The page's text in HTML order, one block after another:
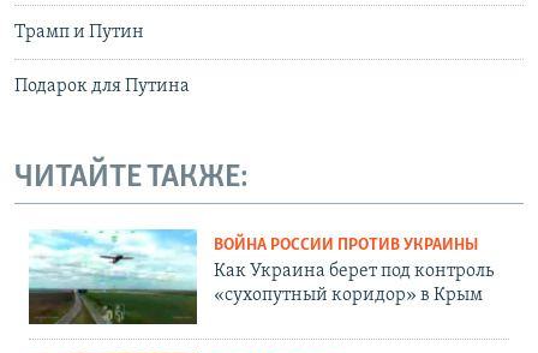
Трамп и Путин
Подарок для Путина
ЧИТАЙТЕ ТАКЖЕ:
ВОЙНА РОССИИ ПРОТИВ УКРАИНЫ
Как Украина берет под контроль
«сухопутный коридор» в Крым